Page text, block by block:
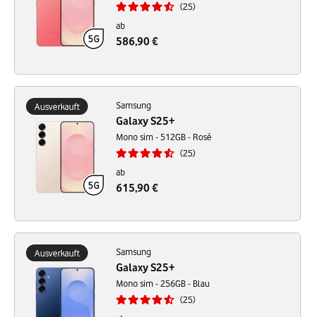
25
ab
586,90 €
Ausverkauft Samsung
Galaxy S25+
Mono sim - 512GB - Rosé
25
ab
615,90 €
Ausverkauft Samsung
Galaxy S25+
Mono sim - 256GB - Blau
25